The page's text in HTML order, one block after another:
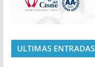
ULTIMAS ENTRADAS